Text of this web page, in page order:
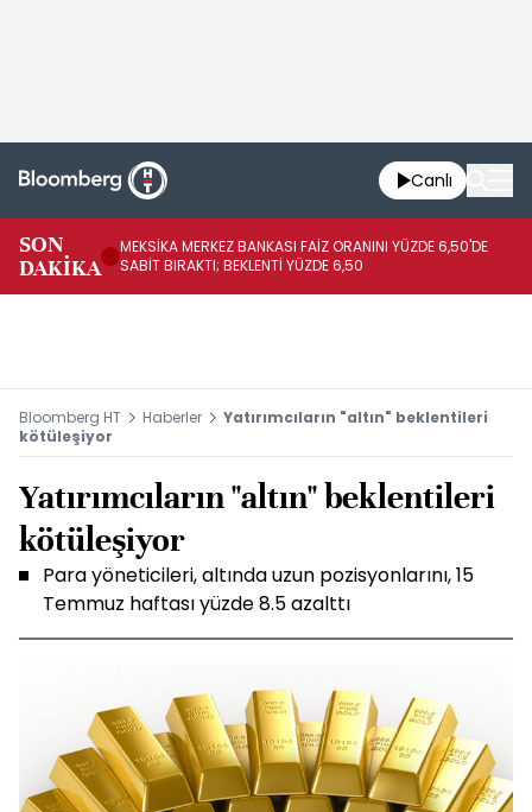
Canlı
SON
DAKİKA
MEKSİKA MERKEZ BANKASI FAİZ ORANINI YÜZDE 6,50'DE
SABİT BIRAKTI; BEKLENTİ YÜZDE 6,50
Bloomberg HT Haberler
Yatırımcıların "altın" beklentileri
kötüleşiyor
Yatırımcıların "altın" beklentileri
kötüleşiyor
Para yöneticileri, altında uzun pozisyonlarını, 15
Temmuz haftası yüzde 8.5 azalttı